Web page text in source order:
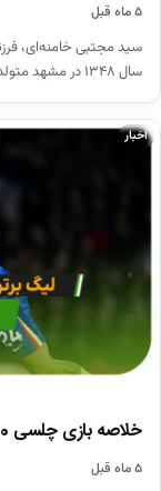
۵ ماه قبل
سید مجتبی خامنه‌ای،
سال ۱۳۴۸ در مشهد متولد…
اخبار
خلاصه بازی چلسی 0 – 1 نیوکسل (لیگ برتر انگلیس)
۵ ماه قبل